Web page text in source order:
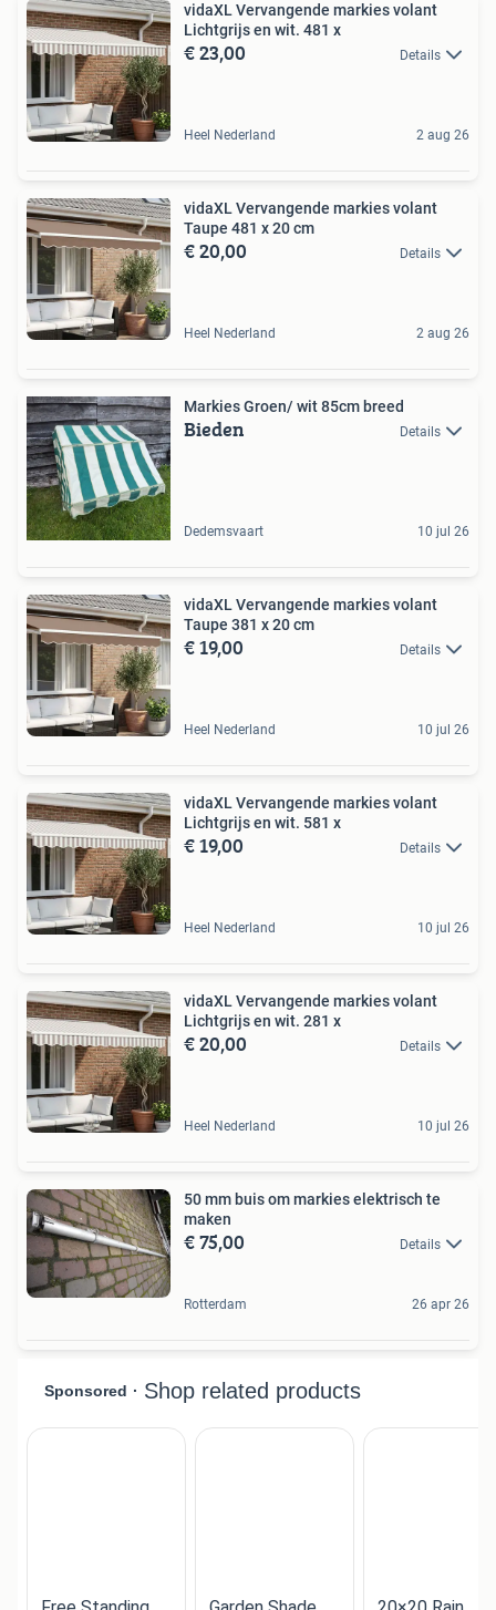
vidaXL Vervangende markies volant
Lichtgrijs en wit. 481 x
€ 23,00 Details
Heel Nederland 2 aug 26
vidaXL Vervangende markies volant
Taupe 481 x 20 cm
€ 20,00 Details
Heel Nederland 2 aug 26
Markies Groen/ wit 85cm breed
Bieden Details
Dedemsvaart 10 jul 26
vidaXL Vervangende markies volant
Taupe 381 x 20 cm
€ 19,00 Details
Heel Nederland 10 jul 26
vidaXL Vervangende markies volant
Lichtgrijs en wit. 581 x
€ 19,00 Details
Heel Nederland 10 jul 26
vidaXL Vervangende markies volant
Lichtgrijs en wit. 281 x
€ 20,00 Details
Heel Nederland 10 jul 26
50 mm buis om markies elektrisch te
maken
€ 75,00 Details
Rotterdam 26 apr 26